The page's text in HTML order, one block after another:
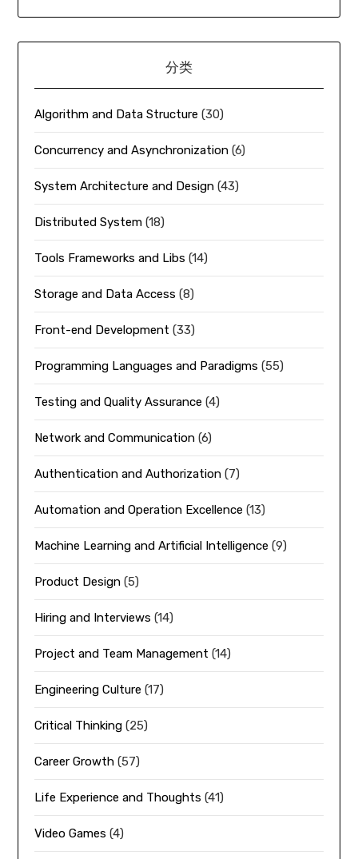
分类
Algorithm and Data Structure (30)
Concurrency and Asynchronization (6)
System Architecture and Design (43)
Distributed System (18)
Tools Frameworks and Libs (14)
Storage and Data Access (8)
Front-end Development (33)
Programming Languages and Paradigms (55)
Testing and Quality Assurance (4)
Network and Communication (6)
Authentication and Authorization (7)
Automation and Operation Excellence (13)
Machine Learning and Artificial Intelligence (9)
Product Design (5)
Hiring and Interviews (14)
Project and Team Management (14)
Engineering Culture (17)
Critical Thinking (25)
Career Growth (57)
Life Experience and Thoughts (41)
Video Games (4)